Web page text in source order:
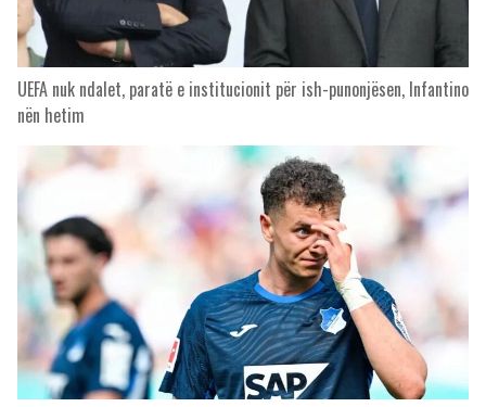
UEFA nuk ndalet, paratë e institucionit për ish-punonjësen, Infantino
nën hetim